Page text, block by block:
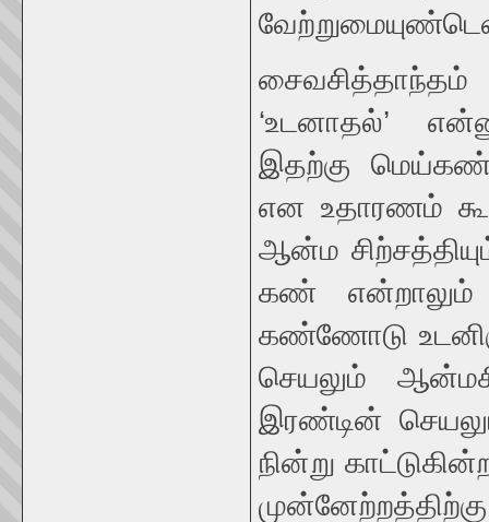
சைவசித்தாந்தம்
‘உடனாதல்’
இதற்கு
என உதாரணம்
ஆன்ம
கண்
கண்ணோடு
செயலும்
இரண்டின்
நின்று